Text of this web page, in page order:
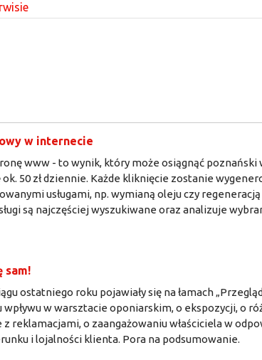
w internecie
www - to wynik, który może osiągnąć
50 zł dziennie. Każde kliknięcie zostanie
usługami, np. wymianą oleju czy
są najczęściej wyszukiwane oraz analizuje
sam!
ostatniego roku pojawiały się na łamach
w warsztacie oponiarskim, o ekspozycji, o
reklamacjami, o zaangażowaniu właściciela w
i lojalności klienta. Pora na podsumowanie.